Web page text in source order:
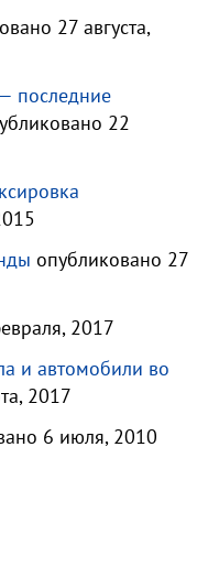
27 августа,
последние
22
опубликовано 27
2017
и автомобили во
2017
6 июля, 2010